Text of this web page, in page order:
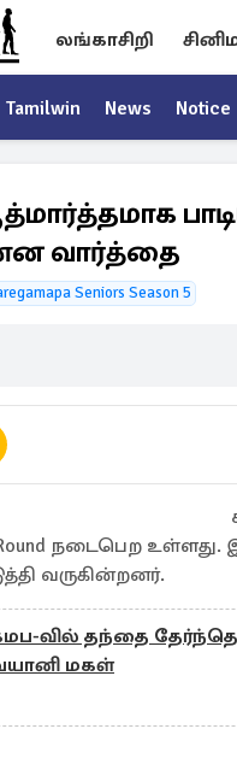
லங்காசிறி
Tamilwin News Notice
வார்த்தை
Seniors Season 5
நடைபெற
வருகின்றனர்.
வில் தந்தை
மகள்